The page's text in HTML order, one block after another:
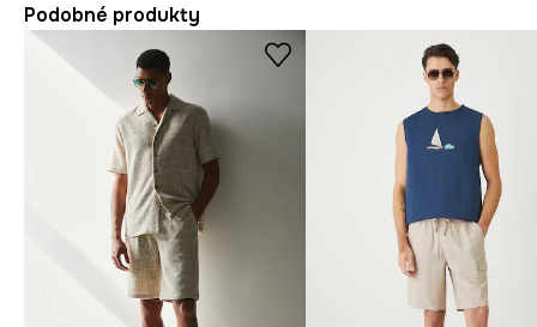
Podobné produkty